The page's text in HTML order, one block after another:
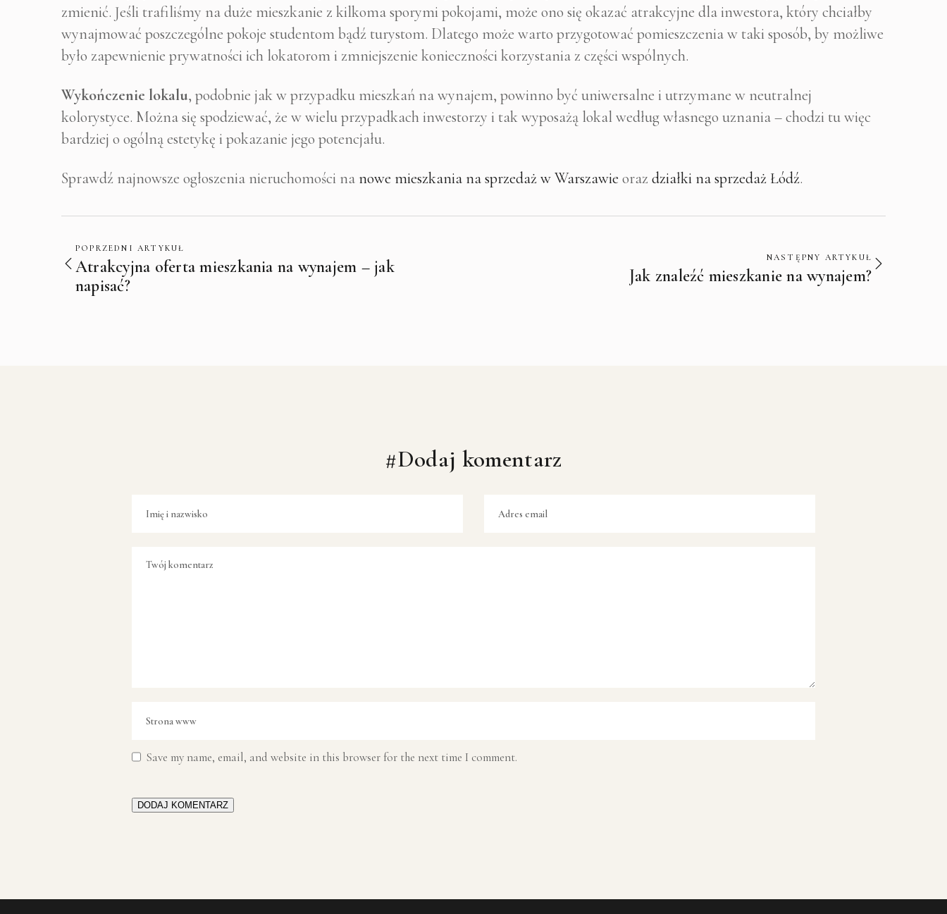
zmienić. Jeśli trafiliśmy na duże mieszkanie z kilkoma sporymi pokojami, może ono się okazać atrakcyjne dla inwestora, który chciałby
wynajmować poszczególne pokoje studentom bądź turystom. Dlatego może warto przygotować pomieszczenia w taki sposób, by możliwe
było zapewnienie prywatności ich lokatorom i zmniejszenie konieczności korzystania z części wspólnych.
Wykończenie lokalu, podobnie jak w przypadku mieszkań na wynajem, powinno być uniwersalne i utrzymane w neutralnej
kolorystyce. Można się spodziewać, że w wielu przypadkach inwestorzy i tak wyposażą lokal według własnego uznania – chodzi tu więc
bardziej o ogólną estetykę i pokazanie jego potencjału.
Sprawdź najnowsze ogłoszenia nieruchomości nanowe mieszkania na sprzedaż w Warszawie oraz działki na sprzedaż Łódź.
POPRZEDNI ARTYKUŁ
Atrakcyjna oferta mieszkania na wynajem – jak
napisać?
NASTĘPNY ARTYKUŁ
Jak znaleźć mieszkanie na wynajem?
#Dodaj komentarz
Save my name, email, and website in this browser for the next time I comment.
DODAJ KOMENTARZ